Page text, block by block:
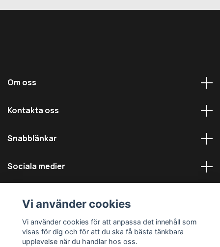
Om oss
Kontakta oss
Snabblänkar
Sociala medier
© 2026 Däckmästarna - Alla rättigheter reserverade
Vi använder cookies
Vi använder cookies för att anpassa det innehåll som
visas för dig och för att du ska få bästa tänkbara
upplevelse när du handlar hos oss.